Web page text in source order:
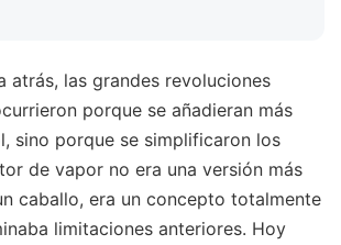
atrás, las grandes revoluciones
porque se añadieran más
sino porque se simplificaron los
de vapor no era una versión más
caballo, era un concepto totalmente
limitaciones anteriores. Hoy